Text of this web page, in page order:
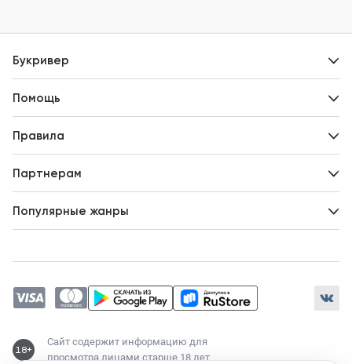
Букривер
Новости
Помощь
Правила
Партнерам
Популярные жанры
Магические академии
Современный любовный роман
Любовное фэнтези
18+
Сайт содержит информацию для
просмотра лицами старше 18 лет